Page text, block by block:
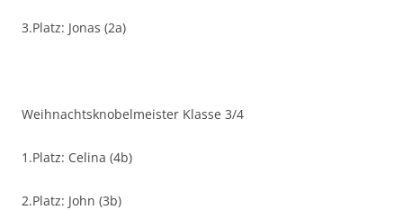
3.Platz: Jonas (2a)
Weihnachtsknobelmeister Klasse 3/4
1.Platz: Celina (4b)
2.Platz: John (3b)